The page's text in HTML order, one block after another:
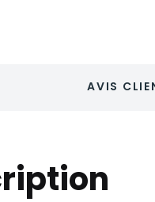
AVIS